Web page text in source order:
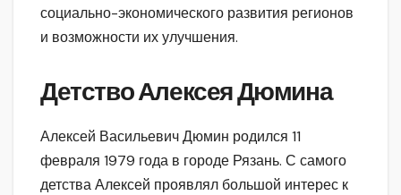
социально-экономического развития регионов
и возможности их улучшения.
Детство Алексея Дюмина
Алексей Васильевич Дюмин родился 11
февраля 1979 года в городе Рязань. С самого
детства Алексей проявлял большой интерес к